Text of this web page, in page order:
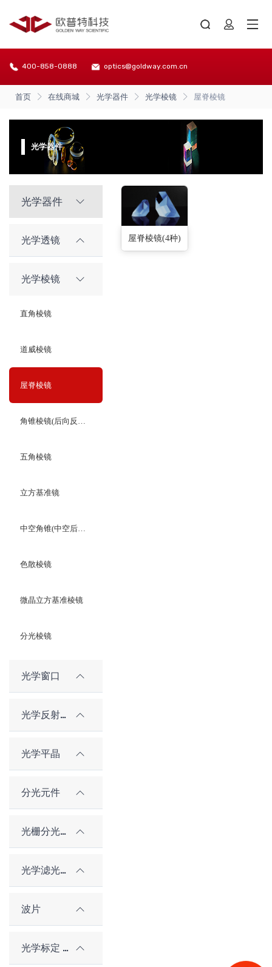
400-858-0888 optics@goldway.com.cn
首页 在线商城 光学器件 光学棱镜 屋脊棱镜
光学器件
光学器件
光学透镜
光学棱镜
直角棱镜
道威棱镜
屋脊棱镜
五角棱镜
立方基准镜
色散棱镜
微晶立方基准棱镜
分光棱镜
光学窗口
光学反射镜
光学平晶
分光元件
光栅分光元件
光学滤光片
波片
光学标定 / 对准元件
屋脊棱镜(4种)